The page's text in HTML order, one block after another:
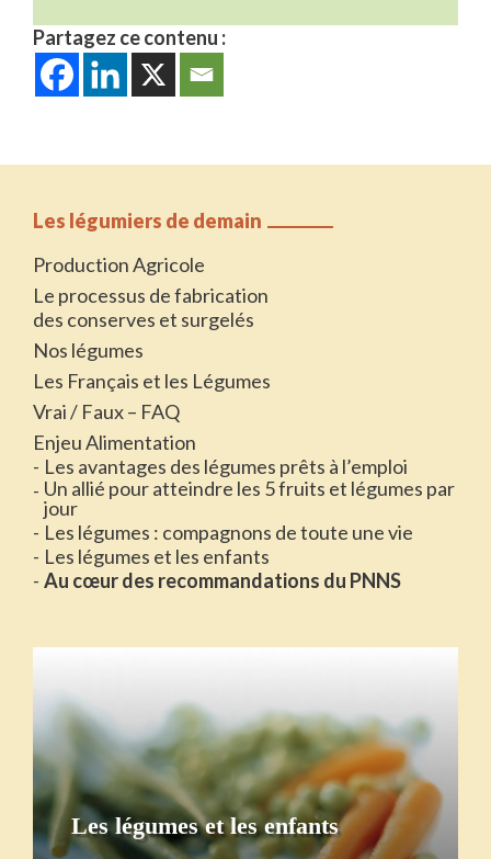
Partagez ce contenu :
Les légumiers de demain
Production Agricole
Le processus de fabrication
des conserves et surgelés
Nos légumes
Les Français et les Légumes
Vrai / Faux – FAQ
Enjeu Alimentation
Les avantages des légumes prêts à l’emploi
Un allié pour atteindre les 5 fruits et légumes par
jour
Les légumes : compagnons de toute une vie
Les légumes et les enfants
Au cœur des recommandations du PNNS
Les légumes et les enfants